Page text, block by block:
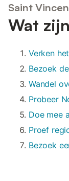
Saint
Wat
Verken
Bezoek
Wandel
Probeer
Doe mee
Proef
Bezoek